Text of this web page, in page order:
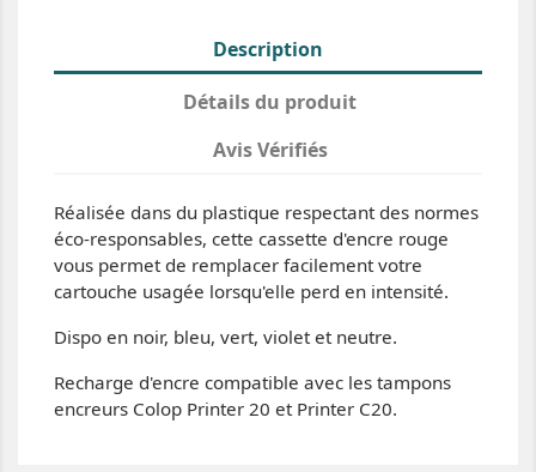
Description
Détails du produit
Avis Vérifiés
Réalisée dans du plastique respectant des normes
éco-responsables, cette cassette d'encre rouge
vous permet de remplacer facilement votre
cartouche usagée lorsqu'elle perd en intensité.
Dispo en noir, bleu, vert, violet et neutre.
Recharge d'encre compatible avec les tampons
encreurs Colop Printer 20 et Printer C20.